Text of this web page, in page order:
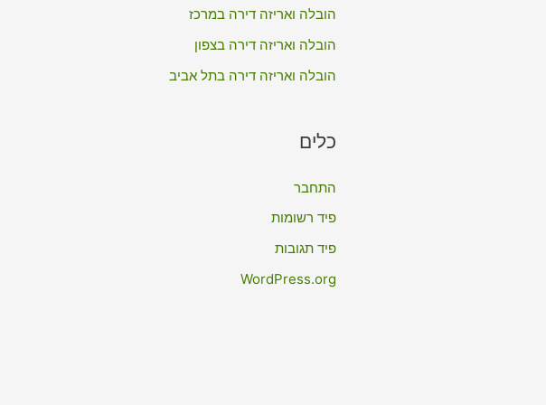
הובלה ואריזה דירה במרכז
הובלה ואריזה דירה בצפון
הובלה ואריזה דירה בתל אביב
כלים
התחבר
פיד רשומות
פיד תגובות
WordPress.org